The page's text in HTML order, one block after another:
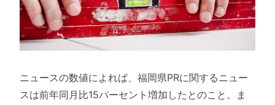
ニュースの数値によれば、福岡県PRに関するニュー
スは前年同月比15パーセント増加したとのこと。ま